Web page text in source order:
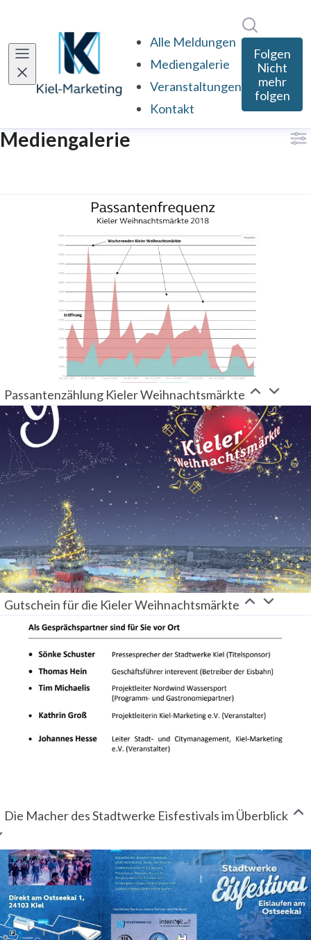
Alle Meldungen
Mediengalerie
Veranstaltungen
Kontakt
Folgen
Nicht
mehr
folgen
Mediengalerie
Passantenzählung Kieler Weihnachtsmärkte
Gutschein für die Kieler Weihnachtsmärkte
Die Macher des Stadtwerke Eisfestivals im Überblick